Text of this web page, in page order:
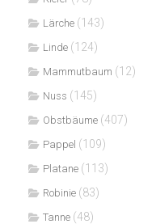
Lärche (143)
Linde (124)
Mammutbaum (12)
Nuss (145)
Obstbäume (407)
Pappel (109)
Platane (113)
Robinie (83)
Tanne (48)